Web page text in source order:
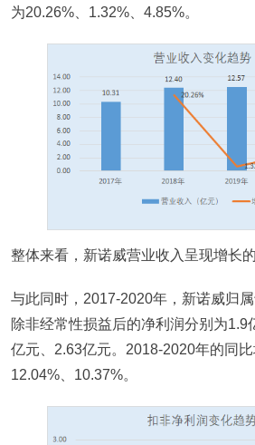
为20.26%、1.32%、4.85%。
整体来看，新诺威营业收入呈现增长的
与此同时，2017-2020年，新诺威归
除非经常性损益后的净利润分别为1.9
亿元、2.63亿元。2018-2020年的同比
12.04%、10.37%。